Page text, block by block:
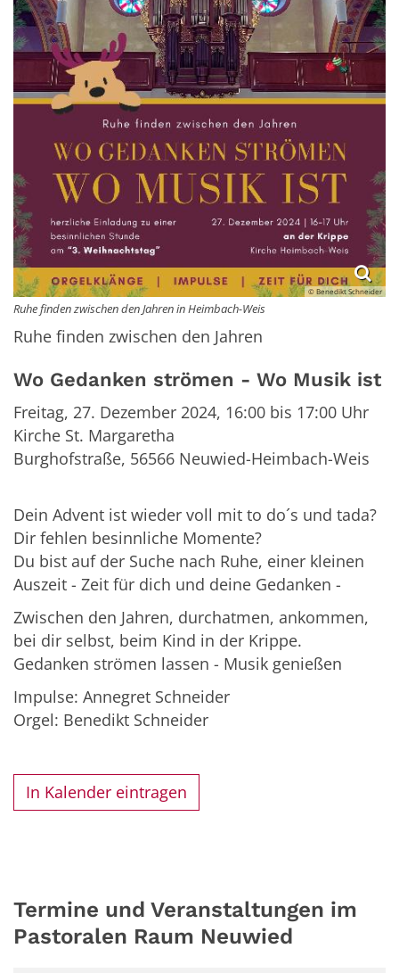
© Benedikt Schneider
Ruhe finden zwischen den Jahren in Heimbach-Weis
Ruhe finden zwischen den Jahren
Wo Gedanken strömen - Wo Musik ist
Freitag, 27. Dezember 2024, 16:00 bis 17:00 Uhr
Kirche St. Margaretha
Burghofstraße, 56566 Neuwied-Heimbach-Weis
Dein Advent ist wieder voll mit to do´s und tada?
Dir fehlen besinnliche Momente?
Du bist auf der Suche nach Ruhe, einer kleinen
Auszeit - Zeit für dich und deine Gedanken -
Zwischen den Jahren, durchatmen, ankommen,
bei dir selbst, beim Kind in der Krippe.
Gedanken strömen lassen - Musik genießen
Impulse: Annegret Schneider
Orgel: Benedikt Schneider
In Kalender eintragen
Termine und Veranstaltungen im
Pastoralen Raum Neuwied